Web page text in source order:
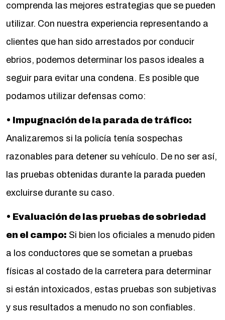
comprenda las mejores estrategias que se pueden
utilizar. Con nuestra experiencia representando a
clientes que han sido arrestados por conducir
ebrios, podemos determinar los pasos ideales a
seguir para evitar una condena. Es posible que
podamos utilizar defensas como:
• Impugnación de la parada de tráfico:
Analizaremos si la policía tenía sospechas
razonables para detener su vehículo. De no ser así,
las pruebas obtenidas durante la parada pueden
excluirse durante su caso.
• Evaluación de las pruebas de sobriedad
en el campo: Si bien los oficiales a menudo piden
a los conductores que se sometan a pruebas
físicas al costado de la carretera para determinar
si están intoxicados, estas pruebas son subjetivas
y sus resultados a menudo no son confiables.